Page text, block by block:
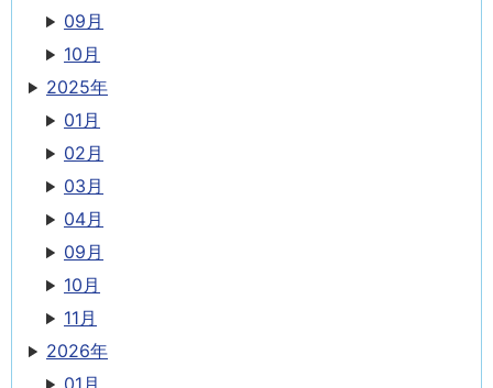
09月
10月
2025年
01月
02月
03月
04月
09月
10月
11月
2026年
01月